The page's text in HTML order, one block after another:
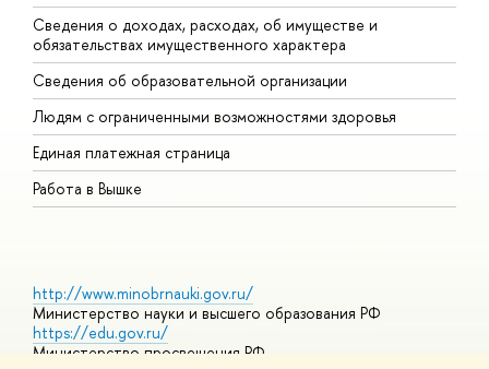
Сведения о доходах, расходах, об имуществе и
обязательствах имущественного характера
Сведения об образовательной организации
Людям с ограниченными возможностями здоровья
Единая платежная страница
Работа в Вышке
http://www.minobrnauki.gov.ru/
Министерство науки и высшего образования РФ
https://edu.gov.ru/
Министерство просвещения РФ